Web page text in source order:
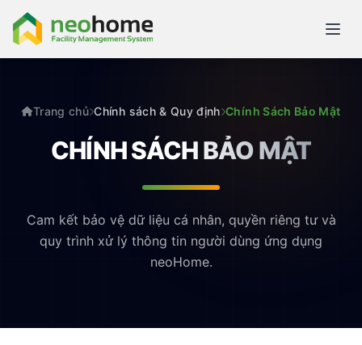
Trang chủ Chính sách & Quy định Chính Sách Bảo Mật
CHÍNH SÁCH BẢO MẬT
Cam kết bảo vệ dữ liệu cá nhân, quyền riêng tư và
quy trình xử lý thông tin người dùng ứng dụng
neoHome.